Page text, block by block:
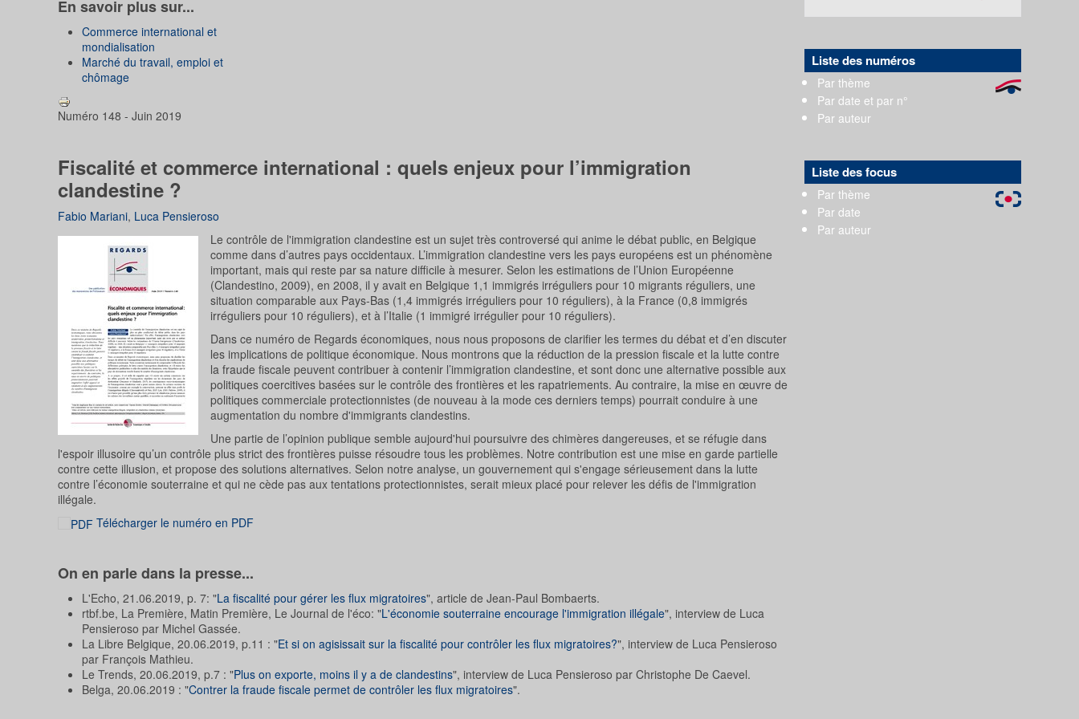
En savoir plus sur...
Commerce international et
mondialisation
Marché du travail, emploi et
chômage
Numéro 148 - Juin 2019
Fiscalité et commerce international : quels enjeux pour l’immigration
clandestine ?
Fabio Mariani, Luca Pensieroso
Le contrôle de l'immigration clandestine est un sujet très controversé qui anime le débat public, en Belgique
comme dans d’autres pays occidentaux. L’immigration clandestine vers les pays européens est un phénomène
important, mais qui reste par sa nature difficile à mesurer. Selon les estimations de l’Union Européenne
(Clandestino, 2009), en 2008, il y avait en Belgique 1,1 immigrés irréguliers pour 10 migrants réguliers, une
situation comparable aux Pays-Bas (1,4 immigrés irréguliers pour 10 réguliers), à la France (0,8 immigrés
irréguliers pour 10 réguliers), et à l’Italie (1 immigré irrégulier pour 10 réguliers).
Dans ce numéro de Regards économiques, nous nous proposons de clarifier les termes du débat et d’en discuter
les implications de politique économique. Nous montrons que la réduction de la pression fiscale et la lutte contre
la fraude fiscale peuvent contribuer à contenir l’immigration clandestine, et sont donc une alternative possible aux
politiques coercitives basées sur le contrôle des frontières et les rapatriements. Au contraire, la mise en œuvre de
politiques commerciale protectionnistes (de nouveau à la mode ces derniers temps) pourrait conduire à une
augmentation du nombre d'immigrants clandestins.
Une partie de l’opinion publique semble aujourd'hui poursuivre des chimères dangereuses, et se réfugie dans
l'espoir illusoire qu’un contrôle plus strict des frontières puisse résoudre tous les problèmes. Notre contribution est une mise en garde partielle
contre cette illusion, et propose des solutions alternatives. Selon notre analyse, un gouvernement qui s'engage sérieusement dans la lutte
contre l’économie souterraine et qui ne cède pas aux tentations protectionnistes, serait mieux placé pour relever les défis de l'immigration
illégale.
Télécharger le numéro en PDF
On en parle dans la presse...
L'Echo, 21.06.2019, p. 7: "La fiscalité pour gérer les flux migratoires", article de Jean-Paul Bombaerts.
rtbf.be, La Première, Matin Première, Le Journal de l'éco: "L'économie souterraine encourage l'immigration illégale", interview de Luca
Pensieroso par Michel Gassée.
La Libre Belgique, 20.06.2019, p.11 : "Et si on agisissait sur la fiscalité pour contrôler les flux migratoires?", interview de Luca Pensieroso
par François Mathieu.
Le Trends, 20.06.2019, p.7 : "Plus on exporte, moins il y a de clandestins", interview de Luca Pensieroso par Christophe De Caevel.
Belga, 20.06.2019 : "Contrer la fraude fiscale permet de contrôler les flux migratoires".
Liste des numéros
Par thème
Par date et par n°
Par auteur
Liste des focus
Par thème
Par date
Par auteur